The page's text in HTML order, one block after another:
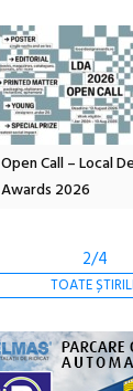
Anuala de artă
Artown NOW #5:
3/4
TOATE